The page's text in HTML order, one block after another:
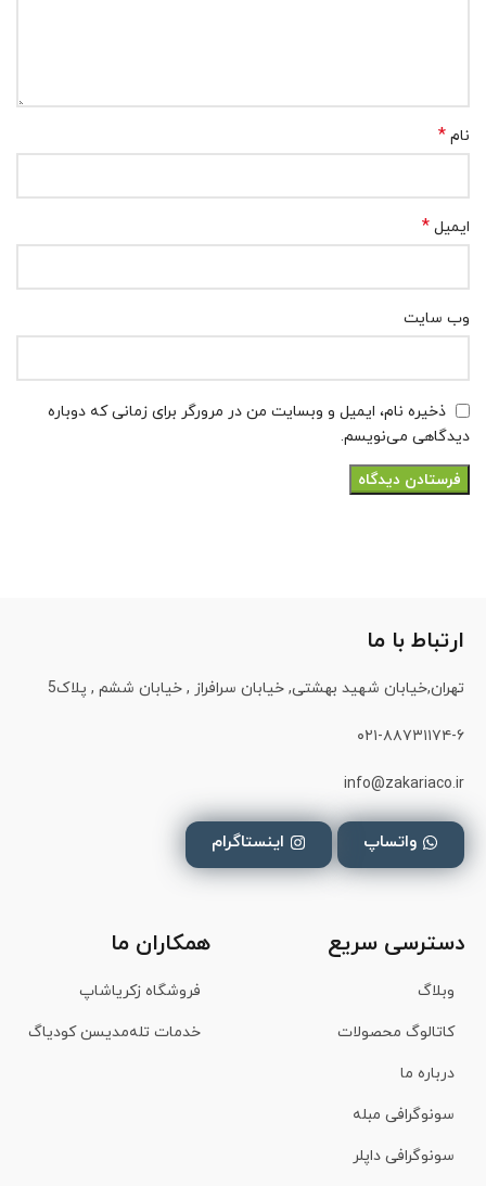
نام*
ایمیل*
وب‌ سایت
ذخیره نام، ایمیل و وبسایت من در مرورگر برای زمانی که دوباره
دیدگاهی می‌نویسم.
ارتباط با ما
تهران,خیابان شهید بهشتی, خیابان سرافراز , خیابان ششم , پلاک5
۰۲۱-۸۸۷۳۱۱۷۴-۶
info@zakariaco.ir
واتساپ اینستاگرام
دسترسی سریع
وبلاگ
کاتالوگ محصولات
درباره ما
سونوگرافی مبله
سونوگرافی داپلر
همکاران ما
فروشگاه زکریاشاپ
خدمات تله‌مدیسن کودیاگ